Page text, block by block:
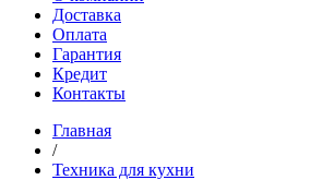
Доставка
Оплата
Гарантия
Кредит
Контакты
Главная
/
Техника для кухни